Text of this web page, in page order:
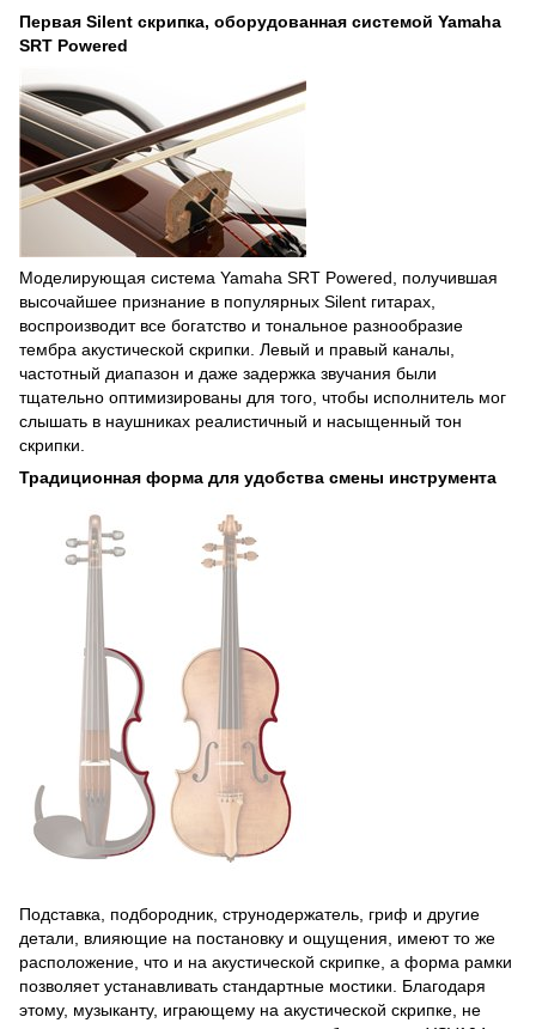
Первая Silent скрипка, оборудованная системой Yamaha
SRT Powered
Моделирующая система Yamaha SRT Powered, получившая
высочайшее признание в популярных Silent гитарах,
воспроизводит все богатство и тональное разнообразие
тембра акустической скрипки. Левый и правый каналы,
частотный диапазон и даже задержка звучания были
тщательно оптимизированы для того, чтобы исполнитель мог
слышать в наушниках реалистичный и насыщенный тон
скрипки.
Традиционная форма для удобства смены инструмента
Подставка, подбородник, струнодержатель, гриф и другие
детали, влияющие на постановку и ощущения, имеют то же
расположение, что и на акустической скрипке, а форма рамки
позволяет устанавливать стандартные мостики. Благодаря
этому, музыканту, играющему на акустической скрипке, не